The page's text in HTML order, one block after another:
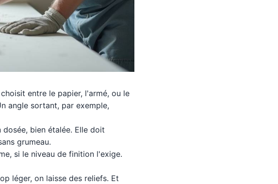
entre le papier, l'armé, ou le
angle sortant, par exemple,
bien étalée. Elle doit
grumeau.
si le niveau de finition l'exige.
léger, on laisse des reliefs. Et